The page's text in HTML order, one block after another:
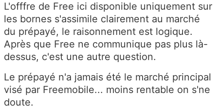
L'offfre de Free ici disponible uniquement sur
les bornes s'assimile clairement au marché
du prépayé, le raisonnement est logique.
Après que Free ne communique pas plus là-
dessus, c'est une autre question.
Le prépayé n'a jamais été le marché principal
visé par Freemobile... moins rentable on s'ne
doute.